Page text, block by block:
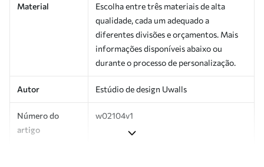
Material
Escolha entre três materiais de alta
qualidade, cada um adequado a
diferentes divisões e orçamentos. Mais
informações disponíveis abaixo ou
durante o processo de personalização.
Autor Estúdio de design Uwalls
Número do
artigo
w02104v1